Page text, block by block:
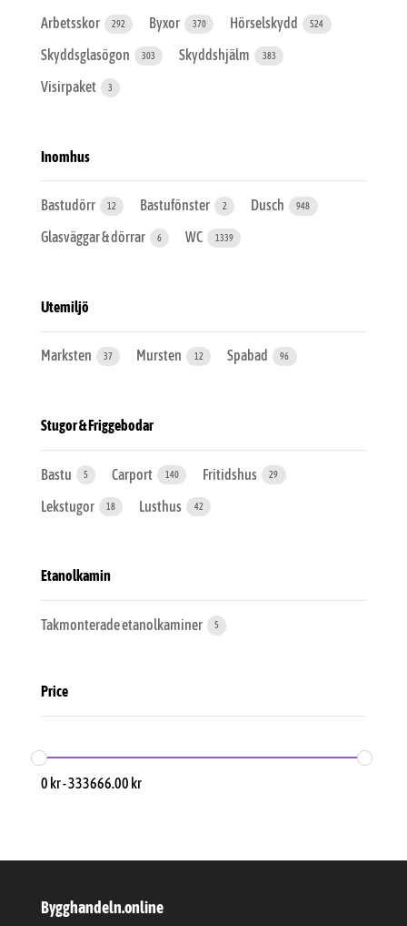
Arbetsskor 292 Byxor 370 Hörselskydd 524
Skyddsglasögon 303 Skyddshjälm 383
Visirpaket 3
Inomhus
Bastudörr 12 Bastufönster 2 Dusch 948
Glasväggar & dörrar 6 WC 1339
Utemiljö
Marksten 37 Mursten 12 Spabad 96
Stugor & Friggebodar
Bastu 5 Carport 140 Fritidshus 29
Lekstugor 18 Lusthus 42
Etanolkamin
Takmonterade etanolkaminer 5
Price
0 kr-333666.00 kr
Bygghandeln.online